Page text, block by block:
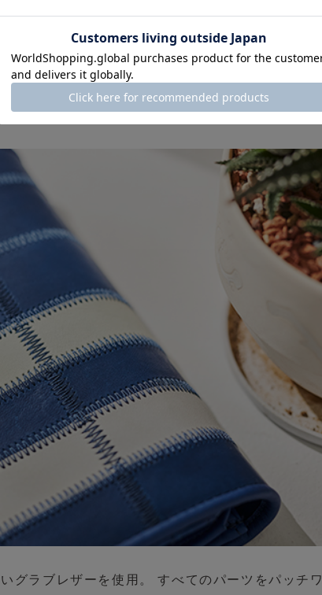
を引き立てる
ーが登場。 青空を思わせる鮮やかなブルーに、
目を惹きながらも上品な佇まい。フラップタイプ
然に馴染みます。
グラブレザーを使用。 すべてのパーツをパッチワ